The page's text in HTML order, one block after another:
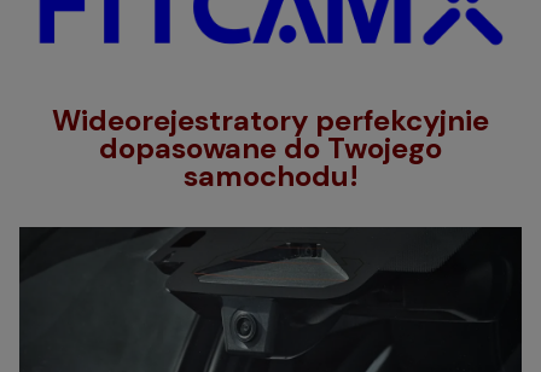
Wideorejestratory perfekcyjnie
dopasowane do Twojego
samochodu!